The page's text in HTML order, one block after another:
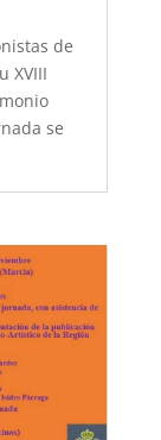
de
XVIII
se